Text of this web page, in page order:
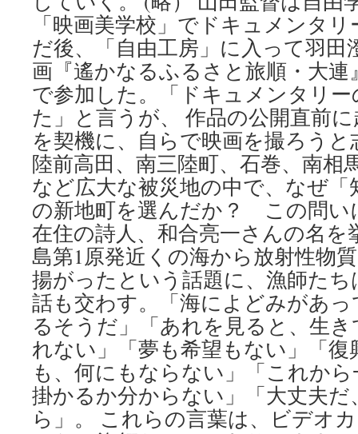
「映画美学校」でドキュメンタ
だ後、「自由工房」に入って羽田
画『遙かなるふるさと旅順・大連
で参加した。「ドキュメンタリ
た」と言うが、 作品の公開直前
を契機に、自らで映画を撮ろう
陸前高田、南三陸町、石巻、南相
など広大な被災地の中で、なぜ
の新地町を選んだか？ この問い
在住の詩人、和合亮一さんの名を
島第1原発近くの海から放射性物
揚がったという話題に、漁師た
話も交わす。「海によどみがあ
るそうだ」「あれを見ると、生
れない」「夢も希望もない」「
も、何にもならない」「これから
掛かるか分からない」「大丈夫
ら」。 これらの言葉は、ビデオ